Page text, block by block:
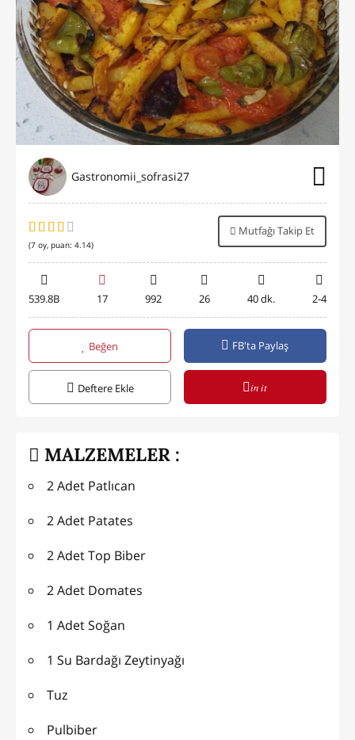
Gastronomii_sofrasi27
(7 oy, puan: 4.14)
Mutfağı Takip Et
539.8B 17 992 26 40 dk. 2-4
Beğen FB'ta Paylaş
Deftere Ekle in it
MALZEMELER :
2 Adet Patlıcan
2 Adet Patates
2 Adet Top Biber
2 Adet Domates
1 Adet Soğan
1 Su Bardağı Zeytinyağı
Tuz
Pulbiber